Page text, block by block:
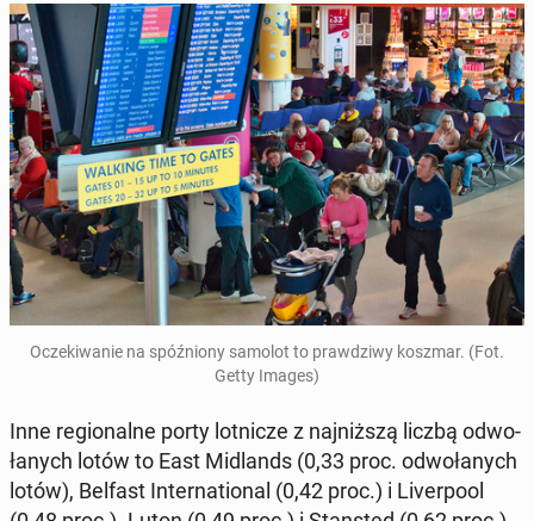
Ocze­ki­wa­nie na spóź­nio­ny samolot to praw­dzi­wy koszmar. (Fot.
Getty Images)
Inne re­gio­nal­ne porty lot­ni­cze z naj­niż­szą liczbą od­wo­
ła­nych lotów to East Mi­dlands (0,33 proc. od­wo­ła­nych
lotów), Belfast In­ter­na­tio­nal (0,42 proc.) i Li­ver­po­ol